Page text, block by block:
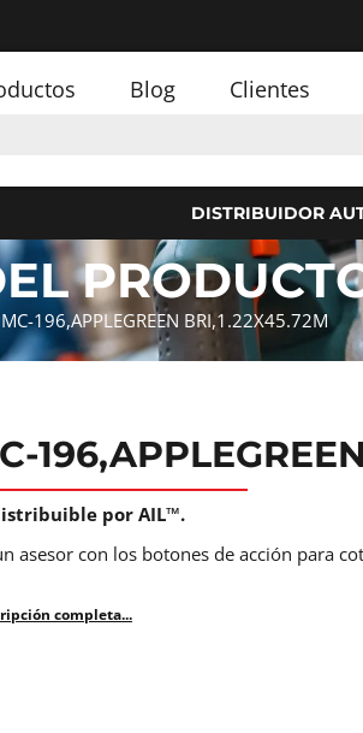
Blog Clientes
DISTRIBUIDOR
196,APPLEGREEN BRI,1.22X45.72M
por AIL™.
asesor con los botones de acción para
completa...